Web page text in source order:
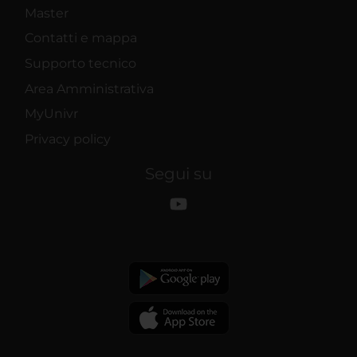
Master
Contatti e mappa
Supporto tecnico
Area Amministrativa
MyUnivr
Privacy policy
Segui su